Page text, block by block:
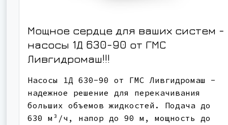
Мощное сердце для ваших систем -
насосы 1Д 630-90 от ГМС
Ливгидромаш!!!
Насосы 1Д 630-90 от ГМС Ливгидромаш -
надежное решение для перекачивания
больших объемов жидкостей. Подача до
630 м³/ч, напор до 90 м, мощность до